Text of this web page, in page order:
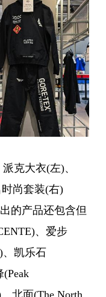
克大衣(左)、
尚套装(右)
的产品还包含但
、 爱步
、凯乐石